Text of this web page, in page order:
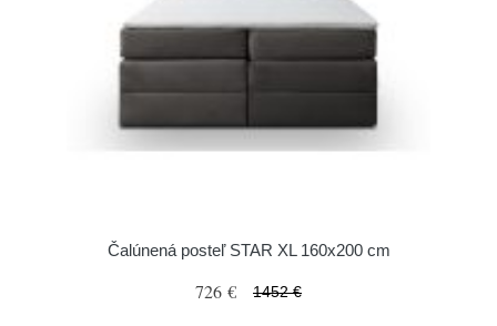
Čalúnená posteľ STAR XL 160x200 cm
726 € 1452 €